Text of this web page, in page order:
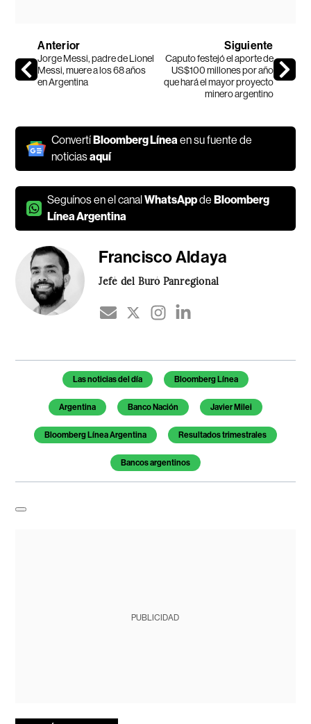
Anterior
Jorge Messi, padre de Lionel
Messi, muere a los 68 años
en Argentina
Siguiente
Caputo festejó el aporte de
US$100 millones por año
que hará el mayor proyecto
minero argentino
ConvertíBloomberg Líneaen su fuente de
noticiasaquí
Seguínos en el canalWhatsAppdeBloomberg
Línea Argentina
Francisco Aldaya
Jefé del Buró Panregional
Temas de este artículo
Las noticias del día Bloomberg Línea
Argentina Banco Nación Javier Milei
Bloomberg Línea Argentina Resultados trimestrales
Bancos argentinos
PUBLICIDAD